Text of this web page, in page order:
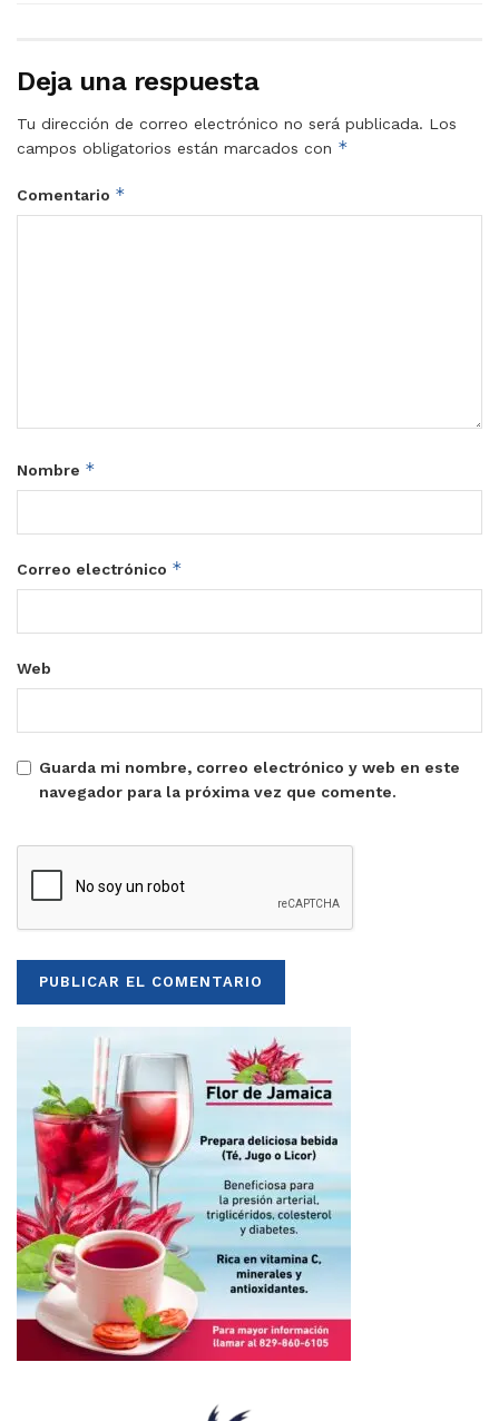
Deja una respuesta
Tu dirección de correo electrónico no será publicada. Los
campos obligatorios están marcados con *
Comentario *
Nombre *
Correo electrónico *
Web
Guarda mi nombre, correo electrónico y web en este
navegador para la próxima vez que comente.